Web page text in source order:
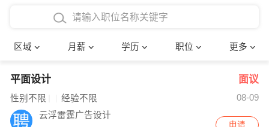
区域 月薪 学历 职位 更多
4000-5000元
8000-12000元
12000-20000元
博士
文员
财务会计
确定
平面设计 面议
性别不限 经验不限
08-09
云浮雷霆广告设计
申请